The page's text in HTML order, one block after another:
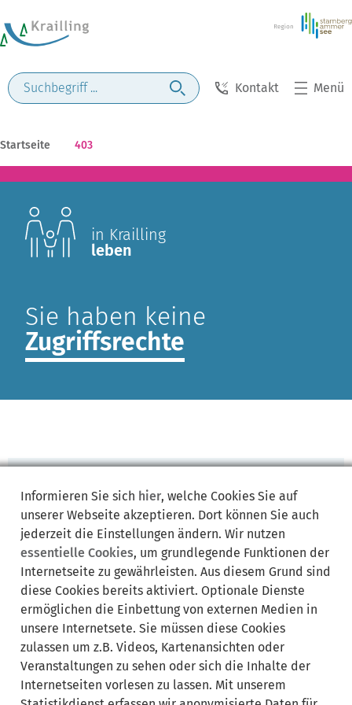
Kontakt Menü
Startseite 403
in Krailling
leben
Sie haben keine
Zugriffsrechte
zur
Startseite
Kein Zugriff
4 0 3
Sie haben keinen Zugriff auf diese Seite
/backend/test/taxonomy/!
jetzt
anmelden
Informieren Sie sich hier, welche Cookies Sie auf
unserer Webseite akzeptieren. Dort können Sie auch
jederzeit die Einstellungen ändern. Wir nutzen
essentielle Cookies, um grundlegende Funktionen der
Internetseite zu gewährleisten. Aus diesem Grund sind
diese Cookies bereits aktiviert. Optionale Dienste
ermöglichen die Einbettung von externen Medien in
unsere Internetsete. Sie müssen diese Cookies
zulassen um z.B. Videos, Kartenansichten oder
Veranstaltungen zu sehen oder sich die Inhalte der
Internetseiten vorlesen zu lassen. Mit unserem